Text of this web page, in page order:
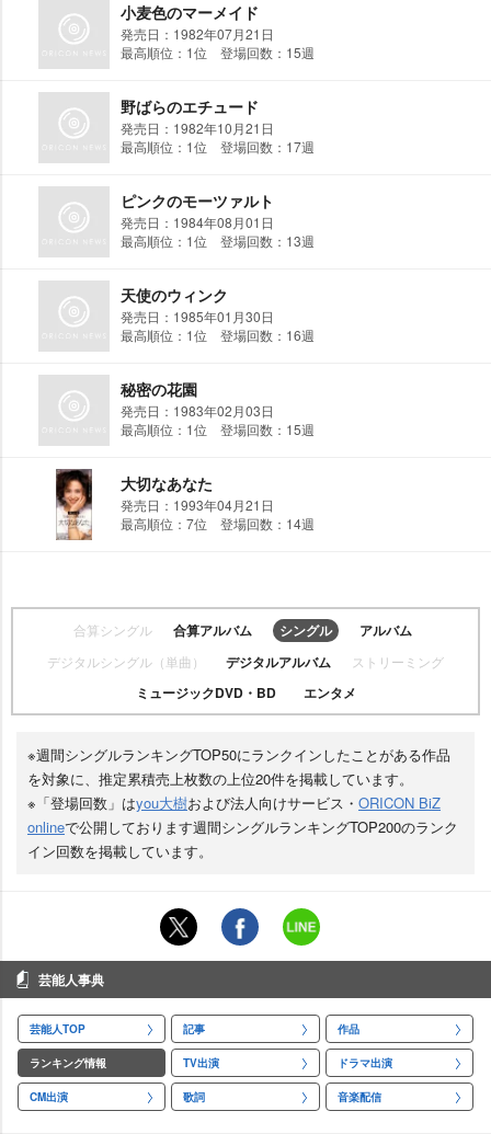
小麦色のマーメイド
発売日：1982年07月21日
最高順位：1位 登場回数：15週
野ばらのエチュード
発売日：1982年10月21日
最高順位：1位 登場回数：17週
ピンクのモーツァルト
発売日：1984年08月01日
最高順位：1位 登場回数：13週
天使のウィンク
発売日：1985年01月30日
最高順位：1位 登場回数：16週
秘密の花園
発売日：1983年02月03日
最高順位：1位 登場回数：15週
大切なあなた
発売日：1993年04月21日
最高順位：7位 登場回数：14週
合算シングル 合算アルバム シングル アルバム
デジタルシングル（単曲） デジタルアルバム ストリーミング
ミュージックDVD・BD エンタメ
※週間シングルランキングTOP50にランクインしたことがある作品
を対象に、推定累積売上枚数の上位20件を掲載しています。
※「登場回数」はyou大樹および法人向けサービス・ ORICON BiZ
onlineで公開しております週間シングルランキングTOP200のランク
イン回数を掲載しています。
芸能人事典
芸能人TOP 記事 作品
ランキング情報 TV出演 ドラマ出演
CM出演 歌詞 音楽配信